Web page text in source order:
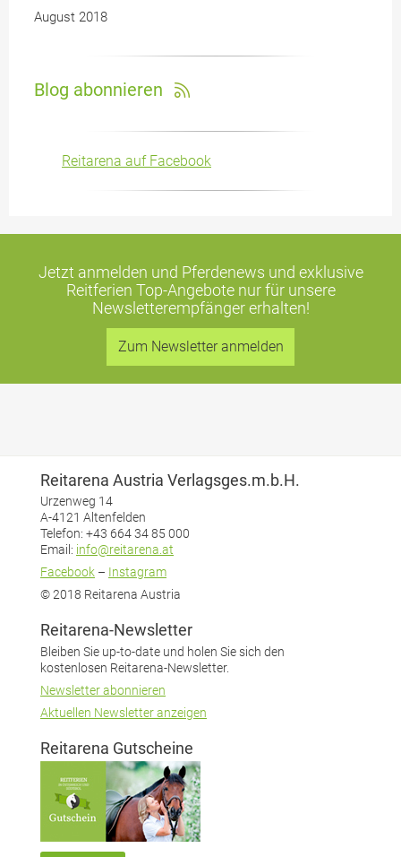
August 2018
Blog abonnieren
Reitarena auf Facebook
Jetzt anmelden und Pferdenews und exklusive
Reitferien Top-Angebotenur für unsere
Newsletterempfänger erhalten!
Zum Newsletter anmelden
Reitarena Austria Verlagsges.m.b.H.
Urzenweg 14
A-4121 Altenfelden
Telefon: +43 664 34 85 000
Email: info@reitarena.at
Facebook – Instagram
© 2018 Reitarena Austria
Reitarena-Newsletter
Bleiben Sie up-to-date und holen Sie sich den
kostenlosen Reitarena-Newsletter.
Newsletter abonnieren
Aktuellen Newsletter anzeigen
Reitarena Gutscheine